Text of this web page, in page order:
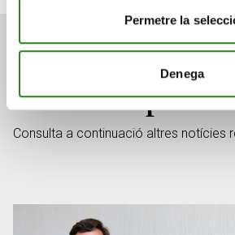
Permetre la
Denega
També et pot
Consulta a continuació altres notícies